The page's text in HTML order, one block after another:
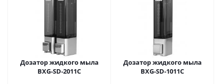
Дозатор жидкого мыла
BXG-SD-2011C
Дозатор жидкого мыла
BXG-SD-1011C